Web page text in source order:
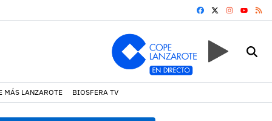
FACEBOOK
YOUTUBE
MÁS LANZAROTE BIOSFERA TV